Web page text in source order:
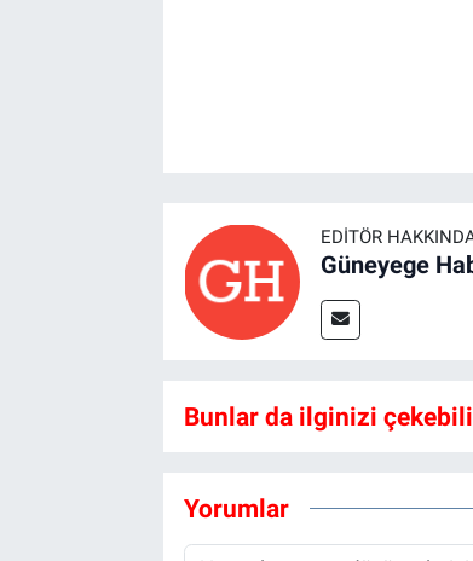
EDITÖR
Güneyege
Bunlar da ilginizi
Yorumlar